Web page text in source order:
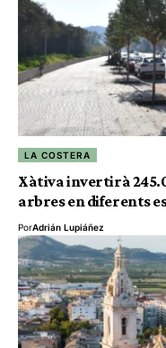
LA COSTERA
Xàtiva invertirà
arbres en diferents
PorAdrián Lupiáñez